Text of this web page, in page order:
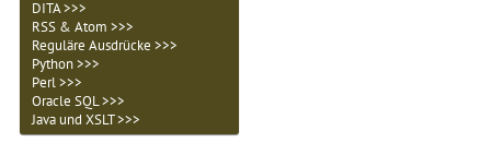
DITA >>>
RSS & Atom >>>
Reguläre Ausdrücke >>>
Python >>>
Perl >>>
Oracle SQL >>>
Java und XSLT >>>